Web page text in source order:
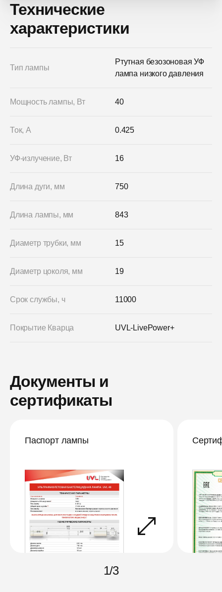
Технические
характеристики
Тип лампы
Ртутная безозоновая УФ
лампа низкого давления
Мощность лампы, Вт 40
Ток, А 0.425
УФ-излучение, Вт 16
Длина дуги, мм 750
Длина лампы, мм 843
Диаметр трубки, мм 15
Диаметр цоколя, мм 19
Срок службы, ч 11000
Покрытие Кварца UVL-LivePower+
Документы и
сертификаты
Паспорт лампы
1/3